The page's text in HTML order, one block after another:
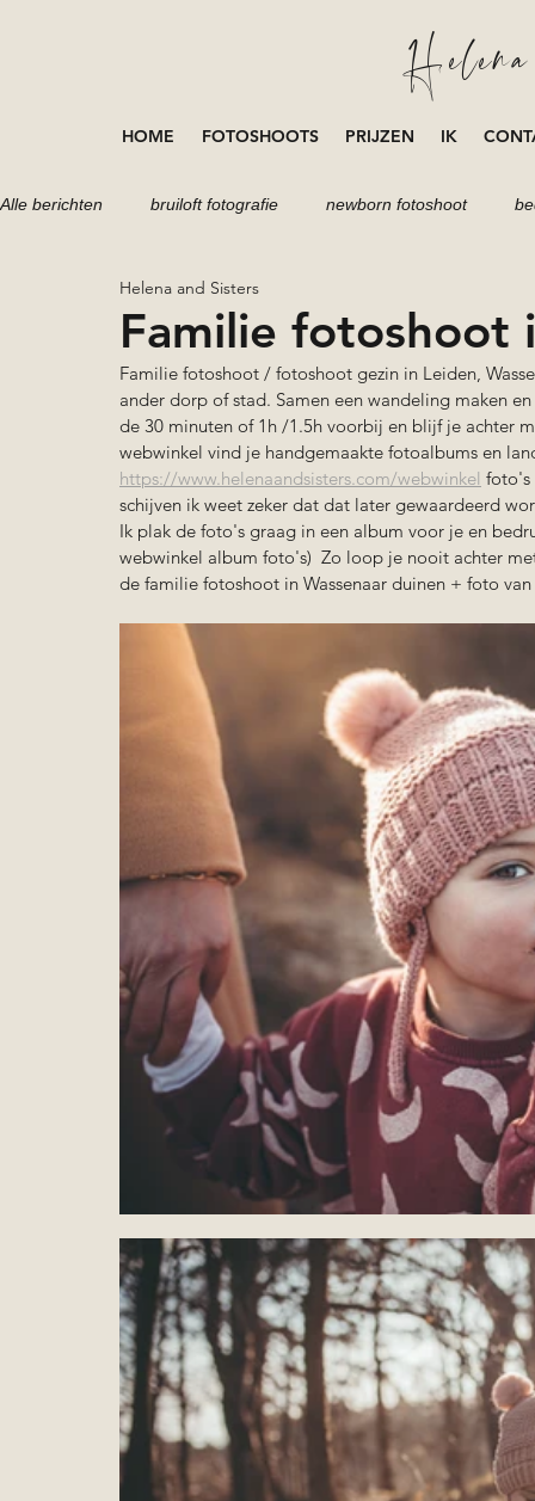
HOME FOTOSHOOTS PRIJZEN IK
Alle berichten bruiloft fotografie newborn fotoshoot
portretten fotoshoot fotoshoot
Familie fotoshoot
Helena and Sisters
Familie fotoshoot / fotoshoot gezin in Leiden,
ander dorp of stad. Samen een wandeling maken
de 30 minuten of 1h /1.5h voorbij en blijf je achter
webwinkel vind je handgemaakte fotoalbums en
https://www.helenaandsisters.com/webwinkel foto's
schijven ik weet zeker dat dat later gewaardeerd
Ik plak de foto's graag in een album voor je en
webwinkel album foto's)  Zo loop je nooit achter
de familie fotoshoot in Wassenaar duinen + foto